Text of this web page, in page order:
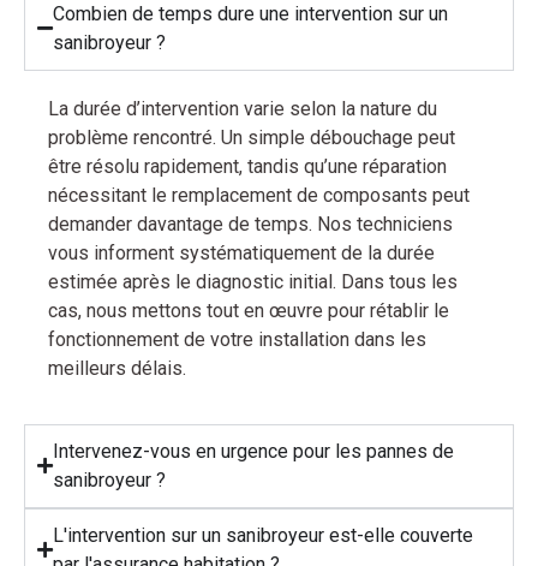
Combien de temps dure une intervention sur un
sanibroyeur ?
La durée d’intervention varie selon la nature du
problème rencontré. Un simple débouchage peut
être résolu rapidement, tandis qu’une réparation
nécessitant le remplacement de composants peut
demander davantage de temps. Nos techniciens
vous informent systématiquement de la durée
estimée après le diagnostic initial. Dans tous les
cas, nous mettons tout en œuvre pour rétablir le
fonctionnement de votre installation dans les
meilleurs délais.
Intervenez-vous en urgence pour les pannes de
sanibroyeur ?
L'intervention sur un sanibroyeur est-elle couverte